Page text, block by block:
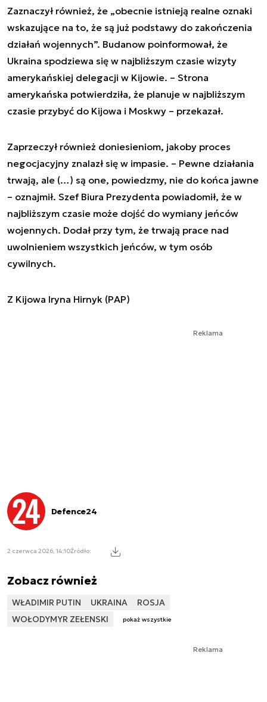
Zaznaczył również, że „obecnie istnieją realne oznaki
wskazujące na to, że są już podstawy do zakończenia
działań wojennych”. Budanow poinformował, że
Ukraina spodziewa się w najbliższym czasie wizyty
amerykańskiej delegacji w Kijowie. – Strona
amerykańska potwierdziła, że planuje w najbliższym
czasie przybyć do Kijowa i Moskwy – przekazał.
Zaprzeczył również doniesieniom, jakoby proces
negocjacyjny znalazł się w impasie. – Pewne działania
trwają, ale (…) są one, powiedzmy, nie do końca jawne
– oznajmił. Szef Biura Prezydenta powiadomił, że w
najbliższym czasie może dojść do wymiany jeńców
wojennych. Dodał przy tym, że trwają prace nad
uwolnieniem wszystkich jeńców, w tym osób
cywilnych.
Z Kijowa Iryna Hirnyk (PAP)
Reklama
Defence24
2 czerwca 2026, 14:10Źródło:
Zobacz również
WŁADIMIR PUTIN UKRAINA
ROSJA
WOŁODYMYR ZEŁENSKI
pokaż wszystkie
Reklama